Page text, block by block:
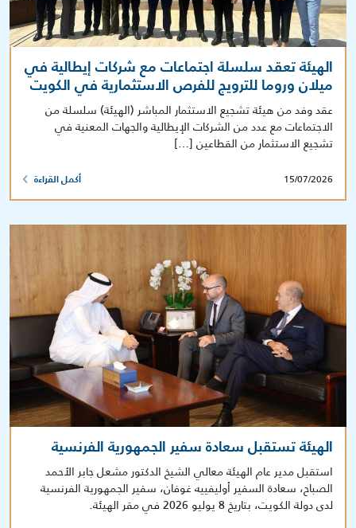
الهيئة تعقد سلسلة اجتماعات مع شركات إيطالية في
ميلان وروما للترويج للفرص الاستثمارية في الكويت
عقد وفد من هيئة تشجيع الاستثمار المباشر (الهيئة) سلسلة من
الاجتماعات مع عدد من الشركات الإيطالية والجهات المعنية في
تشجيع الاستثمار من القطاعين […]
15/07/2026 أكمل القراءة
الهيئة تستقبل سعادة سفير الجمهورية الفرنسية
استقبل مدير عام الهيئة معالي الشيخ الدكتور مشعل جابر الأحمد
الصباح، سعادة السفير أوليفييه غوفان، سفير الجمهورية الفرنسية
لدى دولة الكويت، بتاريخ 8 يوليو 2026 في مقر الهيئة.